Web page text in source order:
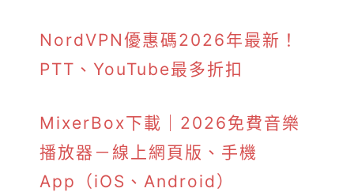
NordVPN優惠碼2026年最新！
PTT、YouTube最多折扣
MixerBox下載｜2026免費音樂
播放器－線上網頁版、手機
App（iOS、Android）